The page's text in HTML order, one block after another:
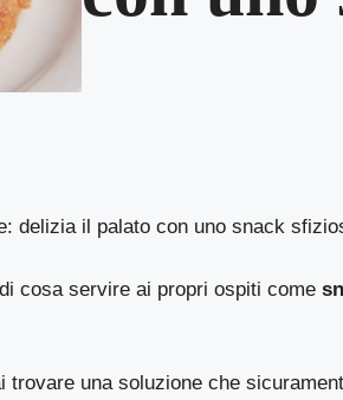
delizia il palato con uno snack
cosa servire ai propri ospiti come
trovare una soluzione che